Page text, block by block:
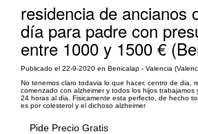
residencia de ancianos
día para padre con
entre 1000 y 1500 €
Publicado el 22-9-2020 en Benicalap - Valencia
No tenemos claro todavia lo que hacer, centro de dia,
comenzado con alzheimer y todos los hijos
24 horas al dia. Fisicamente esta perfecto, de hecho
es por colesterol y el dichoso alzheimer
Pide Precio Gratis